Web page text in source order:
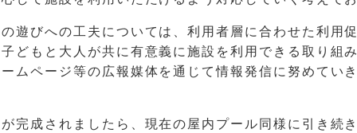
遊びへの工夫については、利用者層に合わせた利用
どもと大人が共に有意義に施設を利用できる取り組
ムページ等の広報媒体を通じて情報発信に努めてい
完成されましたら、現在の屋内プール同様に引き続